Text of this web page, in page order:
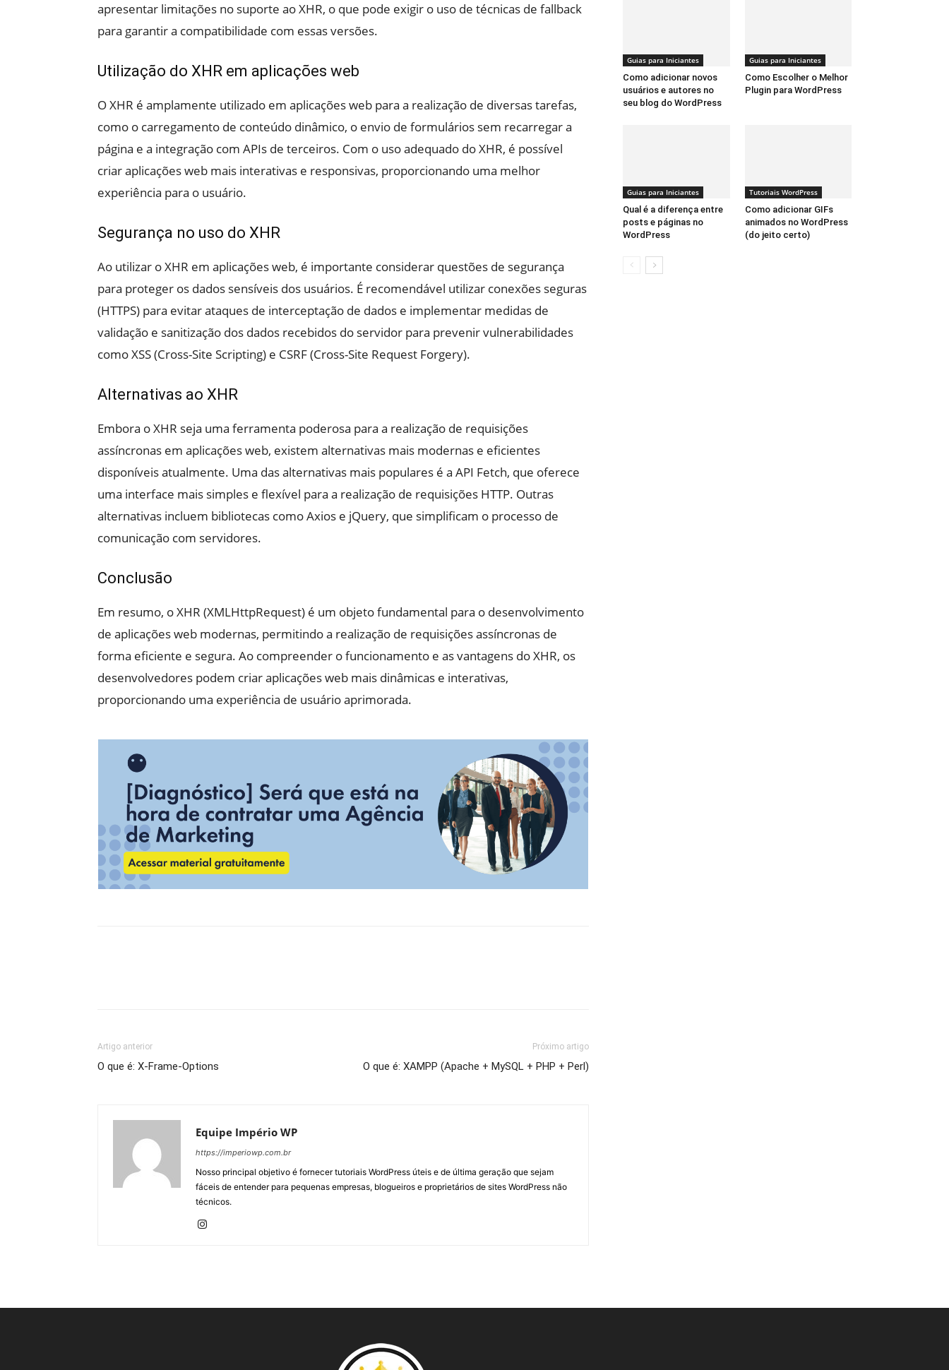
apresentar limitações no suporte ao XHR, o que pode exigir o uso de técnicas de fallback
para garantir a compatibilidade com essas versões.
Utilização do XHR em aplicações web
O XHR é amplamente utilizado em aplicações web para a realização de diversas tarefas,
como o carregamento de conteúdo dinâmico, o envio de formulários sem recarregar a
página e a integração com APIs de terceiros. Com o uso adequado do XHR, é possível
criar aplicações web mais interativas e responsivas, proporcionando uma melhor
experiência para o usuário.
Segurança no uso do XHR
Ao utilizar o XHR em aplicações web, é importante considerar questões de segurança
para proteger os dados sensíveis dos usuários. É recomendável utilizar conexões seguras
(HTTPS) para evitar ataques de interceptação de dados e implementar medidas de
validação e sanitização dos dados recebidos do servidor para prevenir vulnerabilidades
como XSS (Cross-Site Scripting) e CSRF (Cross-Site Request Forgery).
Alternativas ao XHR
Embora o XHR seja uma ferramenta poderosa para a realização de requisições
assíncronas em aplicações web, existem alternativas mais modernas e eficientes
disponíveis atualmente. Uma das alternativas mais populares é a API Fetch, que oferece
uma interface mais simples e flexível para a realização de requisições HTTP. Outras
alternativas incluem bibliotecas como Axios e jQuery, que simplificam o processo de
comunicação com servidores.
Conclusão
Em resumo, o XHR (XMLHttpRequest) é um objeto fundamental para o desenvolvimento
de aplicações web modernas, permitindo a realização de requisições assíncronas de
forma eficiente e segura. Ao compreender o funcionamento e as vantagens do XHR, os
desenvolvedores podem criar aplicações web mais dinâmicas e interativas,
proporcionando uma experiência de usuário aprimorada.
Artigo anterior
O que é: X-Frame-Options
Próximo artigo
O que é: XAMPP (Apache + MySQL + PHP + Perl)
Equipe Império WP
https://imperiowp.com.br
Nosso principal objetivo é fornecer tutoriais WordPress úteis e de última geração que sejam
fáceis de entender para pequenas empresas, blogueiros e proprietários de sites WordPress não
técnicos.
Guias para Iniciantes
Como adicionar novos
usuários e autores no
seu blog do WordPress
Guias para Iniciantes
Como Escolher o Melhor
Plugin para WordPress
Guias para Iniciantes
Qual é a diferença entre
posts e páginas no
WordPress
Tutoriais WordPress
Como adicionar GIFs
animados no WordPress
(do jeito certo)